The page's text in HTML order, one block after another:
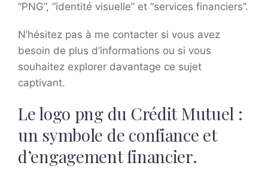
“PNG”, “identité visuelle” et “services financiers”.
N’hésitez pas à me contacter si vous avez
besoin de plus d’informations ou si vous
souhaitez explorer davantage ce sujet
captivant.
Le logo png du Crédit Mutuel :
un symbole de confiance et
d’engagement financier.